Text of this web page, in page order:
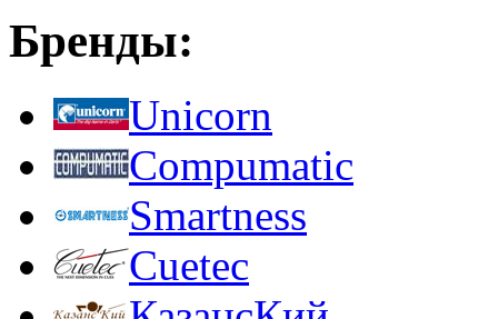
Бренды:
Unicorn
Compumatic
Smartness
Cuetec